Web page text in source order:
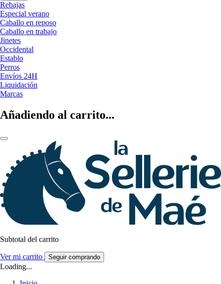
Rebajas
Especial verano
Caballo en reposo
Caballo en trabajo
Jinetes
Occidental
Establo
Perros
Envíos 24H
Liquidación
Marcas
Añadiendo al carrito...
Subtotal del carrito
Ver mi carrito Seguir comprando
Loading...